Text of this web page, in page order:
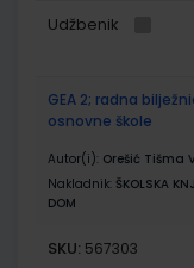
Udžbenik
GEA 2; radna
osnovne škole
Autor(i): Orešić Tišma
Nakladnik: ŠKOLSKA
DOM
SKU: 567303